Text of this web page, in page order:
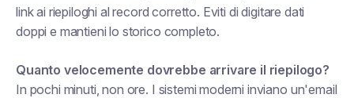
link ai riepiloghi al record corretto. Eviti di digitare dati
doppi e mantieni lo storico completo.
Quanto velocemente dovrebbe arrivare il riepilogo?
In pochi minuti, non ore. I sistemi moderni inviano un'email